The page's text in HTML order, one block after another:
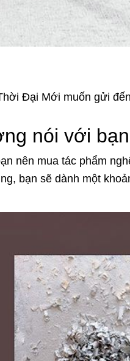
Đại Mới muốn gửi
nói với bạn
nên mua tác phẩm
bạn sẽ dành một